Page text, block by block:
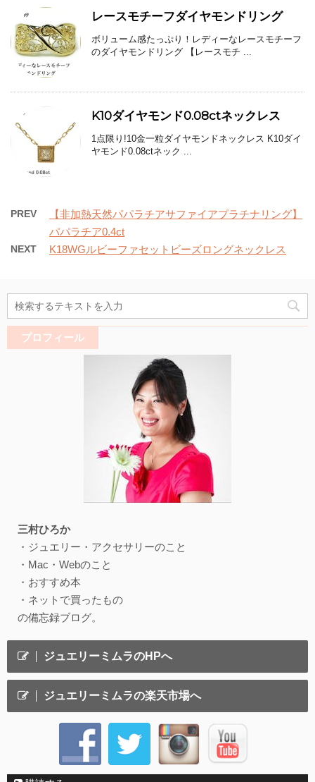
レースモチーフダイヤモンドリング
ボリューム感たっぷり！レディーなレースモチーフ
のダイヤモンドリング 【レースモチ ...
K10ダイヤモンド0.08ctネックレス
1点限り!10金一粒ダイヤモンドネックレス K10ダイ
ヤモンド0.08ctネック ...
PREV
【非加熱天然パパラチアサファイアプラチナリング】
パパラチア0.4ct
NEXT K18WGルビーファセットビーズロングネックレス
プロフィール
三村ひろか
・ジュエリー・アクセサリーのこと
・Mac・Webのこと
・おすすめ本
・ネットで買ったもの
の備忘録ブログ。
ジュエリーミムラのHPへ
ジュエリーミムラの楽天市場へ